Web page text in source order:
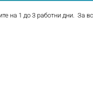
на 1 до 3 работни дни. За